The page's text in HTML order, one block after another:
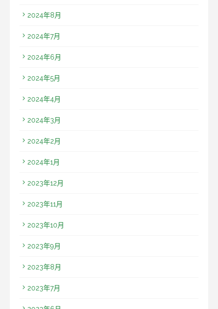
2024年8月
2024年7月
2024年6月
2024年5月
2024年4月
2024年3月
2024年2月
2024年1月
2023年12月
2023年11月
2023年10月
2023年9月
2023年8月
2023年7月